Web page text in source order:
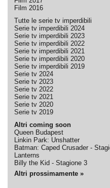
Film 2016
Tutte le serie tv imperdibili
Serie tv imperdibili 2024
Serie tv imperdibili 2023
Serie tv imperdibili 2022
Serie tv imperdibili 2021
Serie tv imperdibili 2020
Serie tv imperdibili 2019
Serie tv 2024
Serie tv 2023
Serie tv 2022
Serie tv 2021
Serie tv 2020
Serie tv 2019
Altri coming soon
Queen Budapest
Linkin Park: Unshatter
Batman: Caped Crusader -
Lanterns
Billy the Kid - Stagione 3
Altri prossimamente »